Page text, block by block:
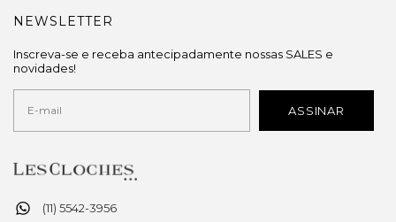
(11) 5542-3956
NEWSLETTER
Inscreva-se e receba antecipadamente nossas SALES e
novidades!